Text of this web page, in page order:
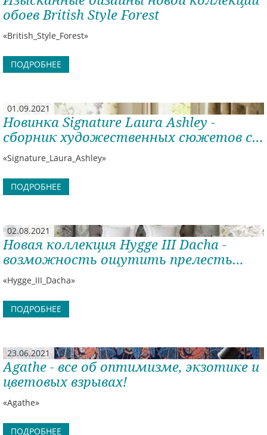
обоев British Style Forest
«British_Style_Forest»
ПОДРОБНЕЕ
01.09.2021
Новинка Signature Laura Ashley -
сборник художественных сюжетов с
разных уголков мира
«Signature_Laura_Ashley»
ПОДРОБНЕЕ
02.08.2021
Новая коллекция Hygge III Dacha -
возможность ощутить прелесть
загородной жизни и круглый год
пребывать в летнем настроении!
«Hygge_III_Dacha»
ПОДРОБНЕЕ
23.06.2021
Agathe - все об оптимизме, экзотике и
цветовых взрывах!
«Agathe»
ПОДРОБНЕЕ